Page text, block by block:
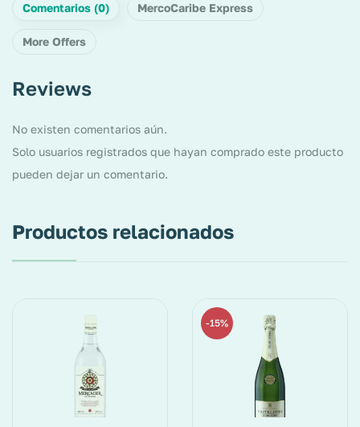
Comentarios (0) MercoCaribe Express
More Offers
Reviews
No existen comentarios aún.
Solo usuarios registrados que hayan comprado este producto
pueden dejar un comentario.
Productos relacionados
15%